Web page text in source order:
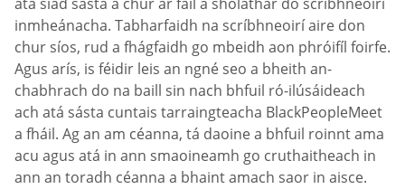
inmheánacha. Tabharfaidh na scríbhneoirí aire don
chur síos, rud a fhágfaidh go mbeidh aon phróifíl foirfe.
Agus arís, is féidir leis an ngné seo a bheith an-
chabhrach do na baill sin nach bhfuil ró-ilúsáideach
ach atá sásta cuntais tarraingteacha BlackPeopleMeet
a fháil. Ag an am céanna, tá daoine a bhfuil roinnt ama
acu agus atá in ann smaoineamh go cruthaitheach in
ann an toradh céanna a bhaint amach saor in aisce.